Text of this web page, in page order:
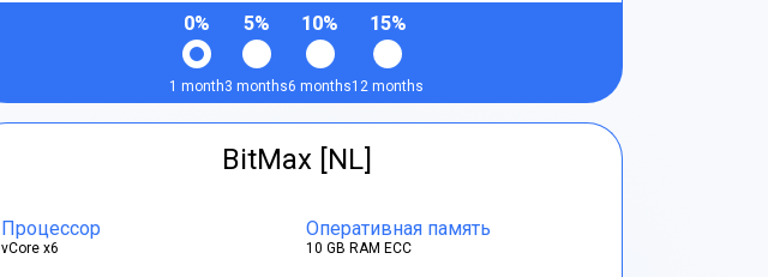
0%
1 month
5%
3 months
10%
6 months
15%
12 months
BitMax [NL]
Процессор
vCore x6
Оперативная память
10 GB RAM ECC